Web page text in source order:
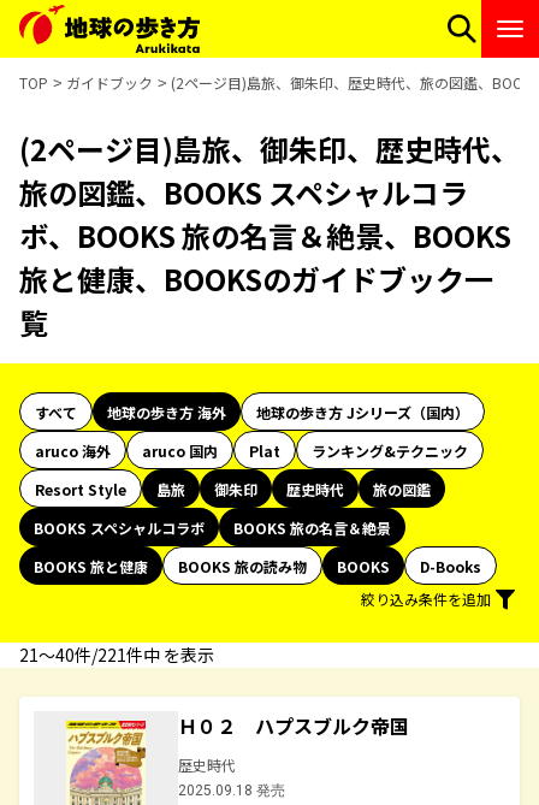
TOP ガイドブック (2ページ目)島旅、御朱印、歴史時代、旅の図鑑、
(2ページ目)島旅、御朱印、歴史時代、
旅の図鑑、BOOKS スペシャルコラ
ボ、BOOKS 旅の名言＆絶景、BOOKS
旅と健康、BOOKSのガイドブック一
覧
すべて 地球の歩き方 海外
地球の歩き方 Jシリーズ（国内）
aruco 海外
aruco 国内 Plat
ランキング&テクニック
Resort Style
島旅 御朱印 歴史時代
旅の図鑑
BOOKS スペシャルコラボ
BOOKS 旅の名言＆絶景
BOOKS 旅と健康
BOOKS 旅の読み物 BOOKS
D-Books
絞り込み条件を追加
21〜40件/221件中 を表示
Ｈ０２ ハプスブルク帝国
歴史時代
2025.09.18 発売